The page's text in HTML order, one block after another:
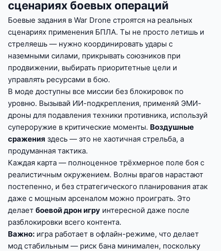
сценариях боевых операций
Боевые задания в War Drone строятся на реальных
сценариях применения БПЛА. Ты не просто летишь и
стреляешь — нужно координировать удары с
наземными силами, прикрывать союзников при
продвижении, выбирать приоритетные цели и
управлять ресурсами в бою.
В моде доступны все миссии без блокировок по
уровню. Вызывай ИИ-подкрепления, применяй ЭМИ-
дроны для подавления техники противника, используй
супероружие в критические моменты. Воздушные
сражения здесь — это не хаотичная стрельба, а
продуманная тактика.
Каждая карта — полноценное трёхмерное поле боя с
реалистичным окружением. Волны врагов нарастают
постепенно, и без стратегического планирования атак
даже с мощным арсеналом можно проиграть. Это
делает боевой дрон игру интересной даже после
разблокировки всего контента.
Важно: игра работает в офлайн-режиме, что делает
мод стабильным — риск бана минимален, поскольку